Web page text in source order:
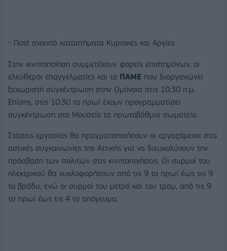
- Ποτέ ανοιχτά καταστήματα Κυριακές και Αργίες
Στην κινητοποίηση συμμετέχουν φορείς επιστημόνων, οι
ελεύθεροι επαγγελματίες και το ΠΑΜΕ που διοργανώνει
ξεχωριστή συγκέντρωση στην Ομόνοια στις 10:30 π.μ.
Επίσης, στις 10:30 το πρωί έχουν προγραμματίσει
συγκέντρωση στο Μουσείο τα πρωτοβάθμια σωματεία.
Στάσεις εργασίας θα πραγματοποιήσουν οι εργαζόμενοι στις
αστικές συγκοινωνίες της Αττικής για να διευκολύνουν την
πρόσβαση των πολιτών στις κινητοποιήσεις. Οι συρμοί του
ηλεκτρικού θα κυκλοφορήσουν από τις 9 το πρωί έως τις 9
το βράδυ, ενώ οι συρμοί του μετρό και του τραμ, από τις 9
το πρωί έως τις 4 το απόγευμα.